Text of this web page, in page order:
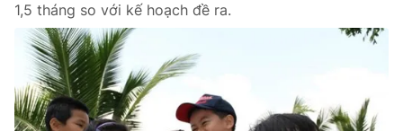
1,5 tháng so với kế hoạch đề ra.